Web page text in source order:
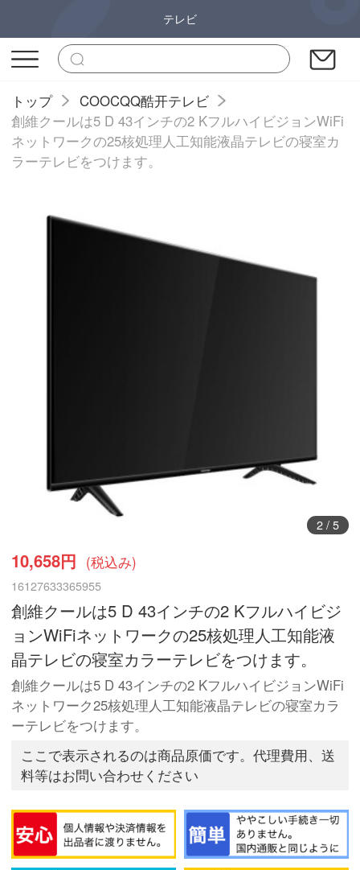
テレビ
トップ
COOCQQ酷开テレビ
創維クールは5 D 43インチの2 KフルハイビジョンWiFi
ネットワークの25核処理人工知能液晶テレビの寝室カ
ラーテレビをつけます。
3/ 5
10,658円 (税込み)
16127633365955
創維クールは5 D 43インチの2 Kフルハイビジ
ョンWiFiネットワークの25核処理人工知能液
晶テレビの寝室カラーテレビをつけます。
創維クールは5 D 43インチの2 KフルハイビジョンWiFi
ネットワーク25核処理人工知能液晶テレビの寝室カラ
ーテレビをつけます。
ここで表示されるのは商品原価です。代理費用、送
料等はお問い合わせください